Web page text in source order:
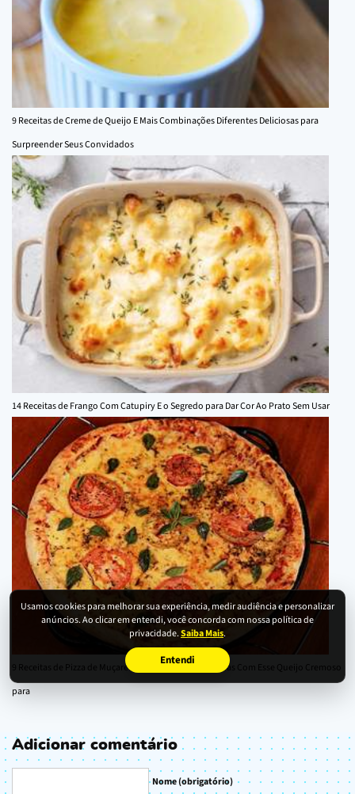
Usamos cookies para melhorar sua experiência, medir audiência e personalizar
anúncios. Ao clicar em entendi, você concorda com nossa política de
privacidade.Saiba Mais.
Entendi
9 Receitas de Creme de Queijo E Mais Combinações Diferentes Deliciosas para
Surpreender Seus Convidados
14 Receitas de Frango Com Catupiry E o Segredo para Dar Cor Ao Prato Sem Usar
9 Receitas de Pizza de Muçarela + Super Versões Variadas Com Esse Queijo Cremoso
para
Adicionar comentário
Nome (obrigatório)